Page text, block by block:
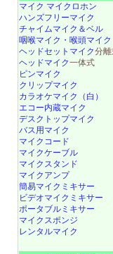
マイク マイクロホン
ハンズフリーマイク
チャイムマイク＆ベル
咽喉マイク・喉頭マイク
ヘッドセットマイク分
ヘッドマイク一体式
ピンマイク
クリップマイク
カラオケマイク（白）
エコー内蔵マイク
デスクトップマイク
バス用マイク
マイクコード
マイクケーブル
マイクスタンド
マイクアンプ
簡易マイクミキサー
ビデオマイクミキサー
ポータブルミキサー
マイクスポンジ
レンタルマイク